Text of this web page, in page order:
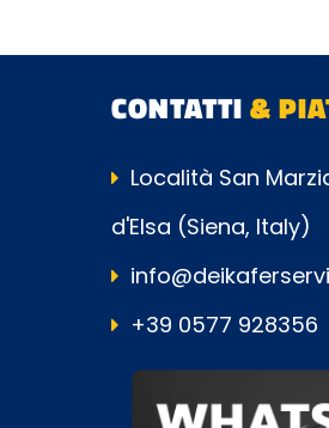
CONTATTI&
Località San
d'Elsa (Siena, Italy)
+39 0577 928356